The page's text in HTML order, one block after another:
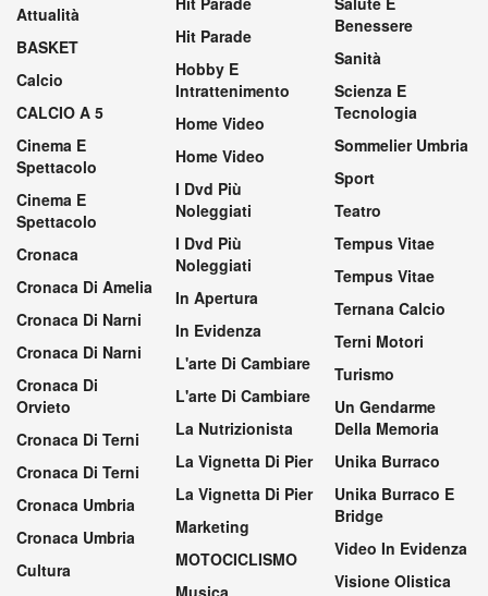
Attualità
BASKET
Calcio
CALCIO A 5
Cinema E
Spettacolo
Cinema E
Spettacolo
Cronaca
Cronaca Di Amelia
Cronaca Di Narni
Cronaca Di Narni
Cronaca Di
Orvieto
Cronaca Di Terni
Cronaca Di Terni
Cronaca Umbria
Cronaca Umbria
Cultura
Hit Parade
Hobby E
Intrattenimento
Home Video
Home Video
I Dvd Più
Noleggiati
I Dvd Più
Noleggiati
In Apertura
In Evidenza
L'arte Di Cambiare
L'arte Di Cambiare
La Nutrizionista
La Vignetta Di Pier
La Vignetta Di Pier
Marketing
MOTOCICLISMO
Musica
Benessere
Sanità
Scienza E
Tecnologia
Sommelier Umbria
Sport
Teatro
Tempus Vitae
Tempus Vitae
Ternana Calcio
Terni Motori
Turismo
Un Gendarme
Della Memoria
Unika Burraco
Unika Burraco E
Bridge
Video In Evidenza
Visione Olistica